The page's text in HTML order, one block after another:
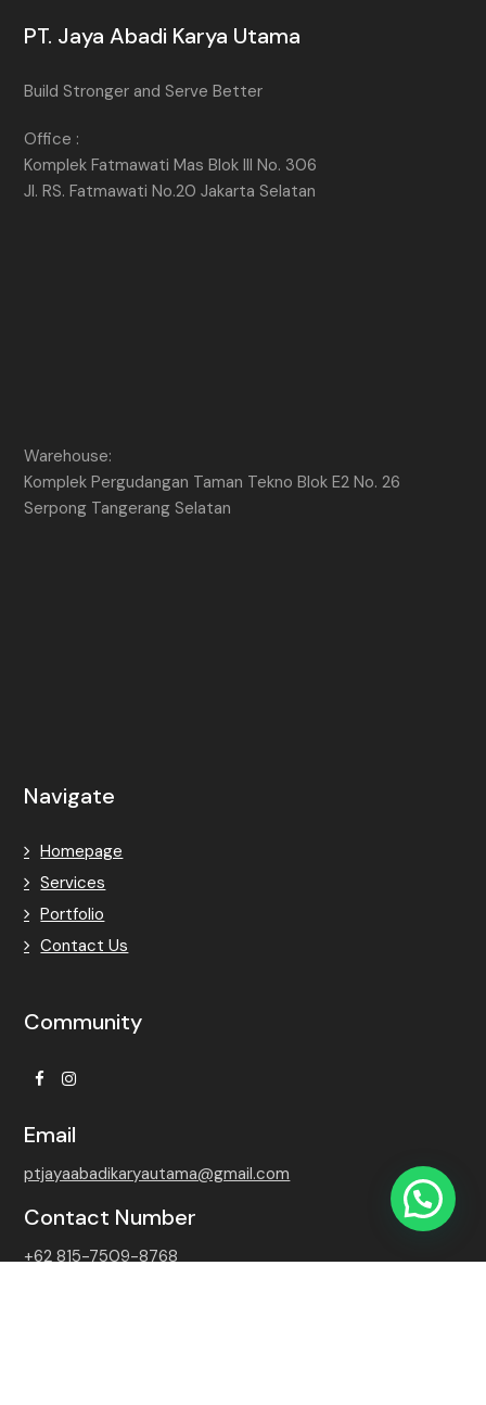
PT. Jaya Abadi Karya Utama
Build Stronger and Serve Better
Office :
Komplek Fatmawati Mas Blok III No. 306
Jl. RS. Fatmawati No.20 Jakarta Selatan
Warehouse:
Komplek Pergudangan Taman Tekno Blok E2 No. 26
Serpong Tangerang Selatan
Navigate
Homepage
Services
Portfolio
Contact Us
Community
FacebookInstagram
Email
ptjayaabadikaryautama@gmail.com
Contact Number
+62 815-7509-8768